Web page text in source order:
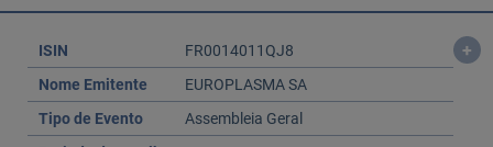
ISIN FR0014011QJ8 +
Nome Emitente
EUROPLASMA SA
Tipo de Evento
Assembleia Geral